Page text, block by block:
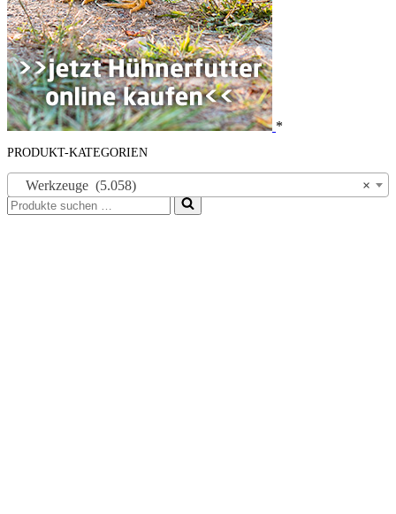
*
PRODUKT-KATEGORIEN
×
Werkzeuge (5.058)
Suchen
nach …